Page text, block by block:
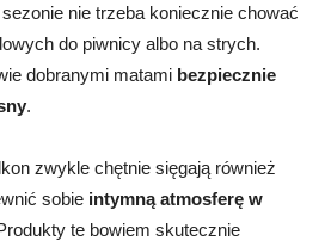
nie trzeba koniecznie chować
do piwnicy albo na strych.
dobranymi matami bezpiecznie
.
zwykle chętnie sięgają również
sobie intymną atmosferę w
te bowiem skutecznie